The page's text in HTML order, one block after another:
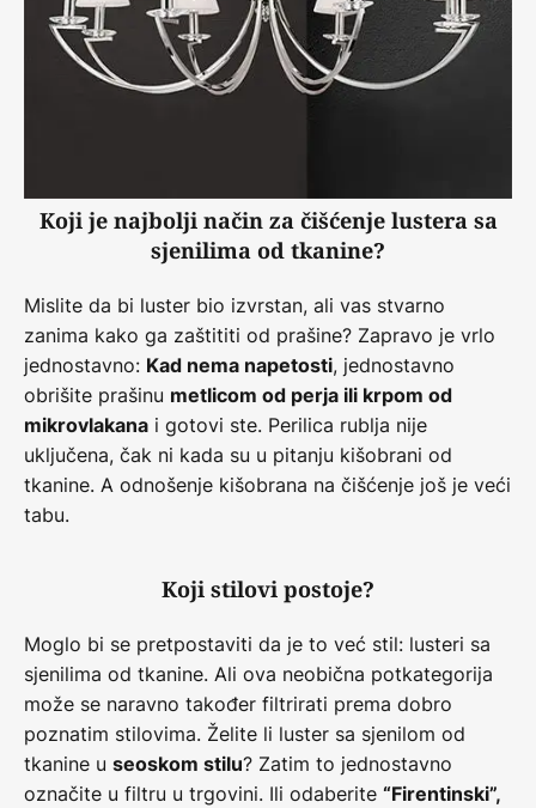
Koji je najbolji način za čišćenje lustera sa
sjenilima od tkanine?
Mislite da bi luster bio izvrstan, ali vas stvarno
zanima kako ga zaštititi od prašine? Zapravo je vrlo
jednostavno: Kad nema napetosti, jednostavno
obrišite prašinu metlicom od perja ili krpom od
mikrovlakana i gotovi ste. Perilica rublja nije
uključena, čak ni kada su u pitanju kišobrani od
tkanine. A odnošenje kišobrana na čišćenje još je veći
tabu.
Koji stilovi postoje?
Moglo bi se pretpostaviti da je to već stil: lusteri sa
sjenilima od tkanine. Ali ova neobična potkategorija
može se naravno također filtrirati prema dobro
poznatim stilovima. Želite li luster sa sjenilom od
tkanine u seoskom stilu? Zatim to jednostavno
označite u filtru u trgovini. Ili odaberite “Firentinski”,